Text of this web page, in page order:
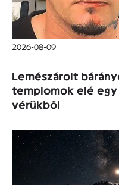
2026-08-09
Lemészárolt
templomok elé
vérükből